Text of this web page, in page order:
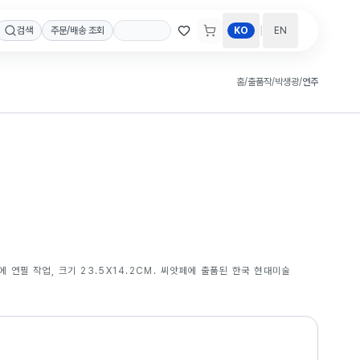
검색 주문/배송 조회 KO EN
홈/출품작/박생광/연주
에 연필 작업, 크기 23.5X14.2CM. 씨앗페에 출품된 한국 현대미술